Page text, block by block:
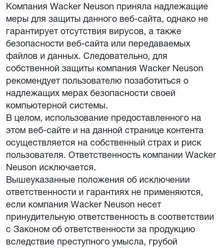
Компания Wacker Neuson приняла надлежащие
меры для защиты данного веб-сайта, однако не
гарантирует отсутствия вирусов, а также
безопасности веб-сайта или передаваемых
файлов и данных. Следовательно, для
собственной защиты компания Wacker Neuson
рекомендует пользователю позаботиться о
надлежащих мерах безопасности своей
компьютерной системы.
В целом, использование предоставленного на
этом веб-сайте и на данной странице контента
осуществляется на собственный страх и риск
пользователя. Ответственность компании Wacker
Neuson исключается.
Вышеуказанные положения об исключении
ответственности и гарантиях не применяются,
если компания Wacker Neuson несет
принудительную ответственность в соответствии
с Законом об ответственности за продукцию
вследствие преступного умысла, грубой